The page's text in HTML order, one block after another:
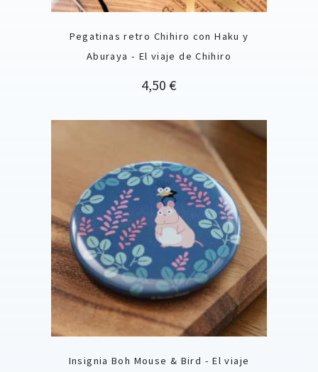
Pegatinas retro Chihiro con Haku y
Aburaya - El viaje de Chihiro
Precio
4,50 €
Insignia Boh Mouse & Bird - El viaje